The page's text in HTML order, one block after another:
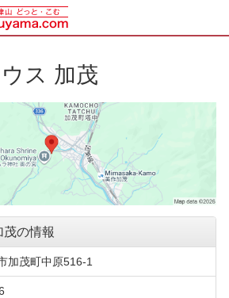
ス 加茂
茂の情報
加茂町中原516-1